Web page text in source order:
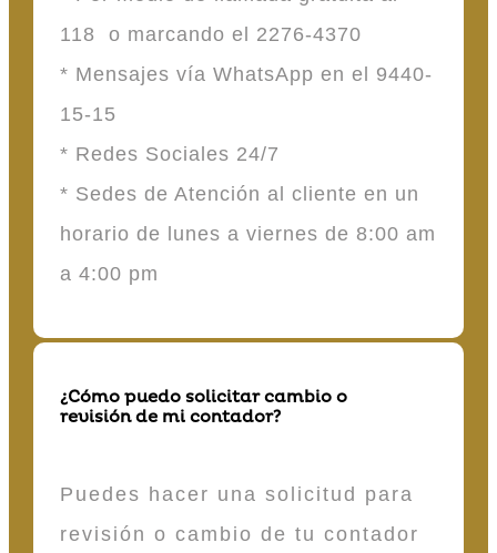
118 o marcando el 2276-4370
* Mensajes vía WhatsApp en el 9440-
15-15
* Redes Sociales 24/7
* Sedes de Atención al cliente en un
horario de lunes a viernes de 8:00 am
a 4:00 pm
¿Cómo puedo solicitar cambio o
revisión de mi contador?
Puedes hacer una solicitud para
revisión o cambio de tu contador